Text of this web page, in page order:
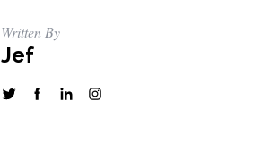
Written By
Jef